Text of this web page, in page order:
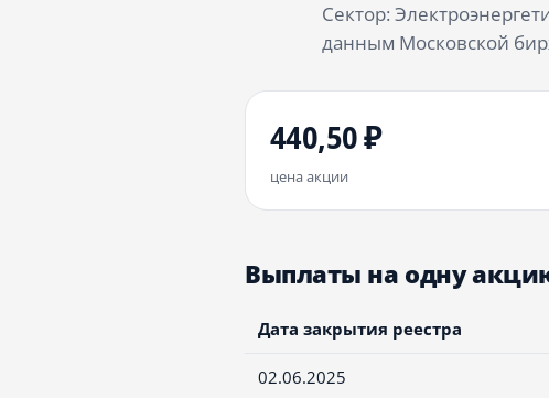
Сектор:
данным Московской
440,50 ₽
цена акции
Выплаты на одну
Дата закрытия реестра
02.06.2025